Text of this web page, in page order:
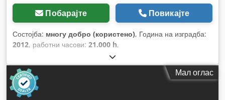
Побарајте Повикајте
Состојба: многу добро (користено), Година на изградба:
2012, работни часови: 21.000 h,
Мал оглас